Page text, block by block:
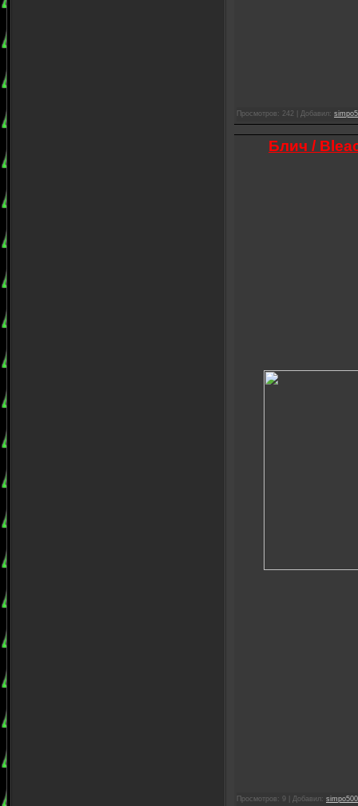
Просмотров: 242 | Добавил:
Блич /
Просмотров: 9 | Добавил: